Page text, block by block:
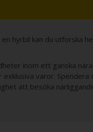
hyrbil kan du utforska
inom ett ganska
varor.
att besöka